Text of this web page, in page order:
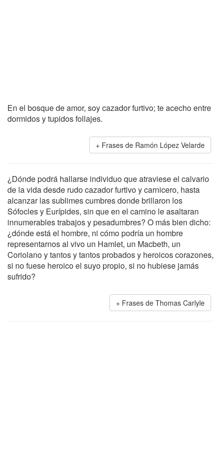
En el bosque de amor, soy cazador furtivo; te acecho entre
dormidos y tupidos follajes.
Frases de Ramón López Velarde
¿Dónde podrá hallarse individuo que atraviese el calvario
de la vida desde rudo cazador furtivo y carnicero, hasta
alcanzar las sublimes cumbres donde brillaron los
Sófocles y Eurípides, sin que en el camino le asaltaran
innumerables trabajos y pesadumbres? O más bien dicho:
¿dónde está el hombre, ni cómo podría un hombre
representarnos al vivo un Hamlet, un Macbeth, un
Coriolano y tantos y tantos probados y heroicos corazones,
si no fuese heroico el suyo propio, si no hubiese jamás
sufrido?
Frases de Thomas Carlyle